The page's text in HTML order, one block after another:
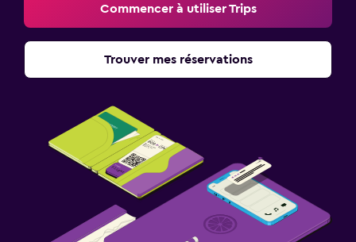
Commencer à utiliser Trips
Trouver mes réservations